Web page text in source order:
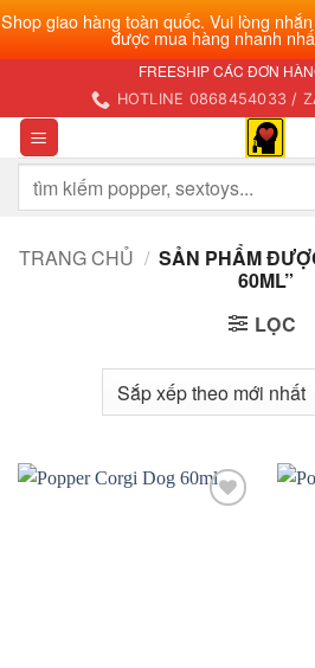
Shop giao hàng toàn quốc. Vui lòng
được mua hàng nhanh
nội
dung
FREESHIP CÁC ĐƠN
HOTLINE 0868454033 /
Tìm
kiếm:
TRANG CHỦ / SẢN PHẨM
60ML”
LỌC